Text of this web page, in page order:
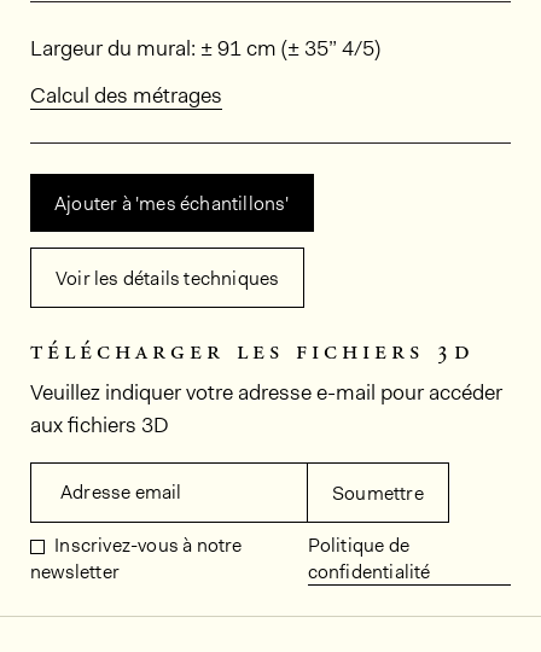
Dimensions
Largeur du mural: ± 91 cm (± 35” 4/5)
Calcul des métrages
Ajouter à 'mes échantillons'
Voir les détails techniques
télécharger les fichiers 3d
Veuillez indiquer votre adresse e-mail pour accéder
aux fichiers 3D
Adresse email Soumettre
Inscrivez-vous à notre
newsletter
Politique de
confidentialité